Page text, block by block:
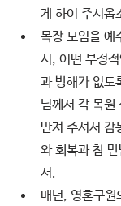
게 하여 주시옵
목장 모임을 예
서, 어떤 부정
과 방해가 없도
님께서 각 목원
만져 주셔서 감
와 회복과 참
서.
매년, 영혼구원